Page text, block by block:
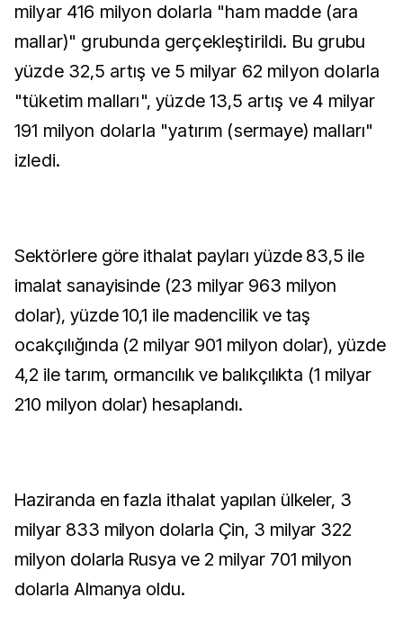
milyar 416 milyon dolarla "ham madde (ara
mallar)" grubunda gerçekleştirildi. Bu grubu
yüzde 32,5 artış ve 5 milyar 62 milyon dolarla
"tüketim malları", yüzde 13,5 artış ve 4 milyar
191 milyon dolarla "yatırım (sermaye) malları"
izledi.
Sektörlere göre ithalat payları yüzde 83,5 ile
imalat sanayisinde (23 milyar 963 milyon
dolar), yüzde 10,1 ile madencilik ve taş
ocakçılığında (2 milyar 901 milyon dolar), yüzde
4,2 ile tarım, ormancılık ve balıkçılıkta (1 milyar
210 milyon dolar) hesaplandı.
Haziranda en fazla ithalat yapılan ülkeler, 3
milyar 833 milyon dolarla Çin, 3 milyar 322
milyon dolarla Rusya ve 2 milyar 701 milyon
dolarla Almanya oldu.